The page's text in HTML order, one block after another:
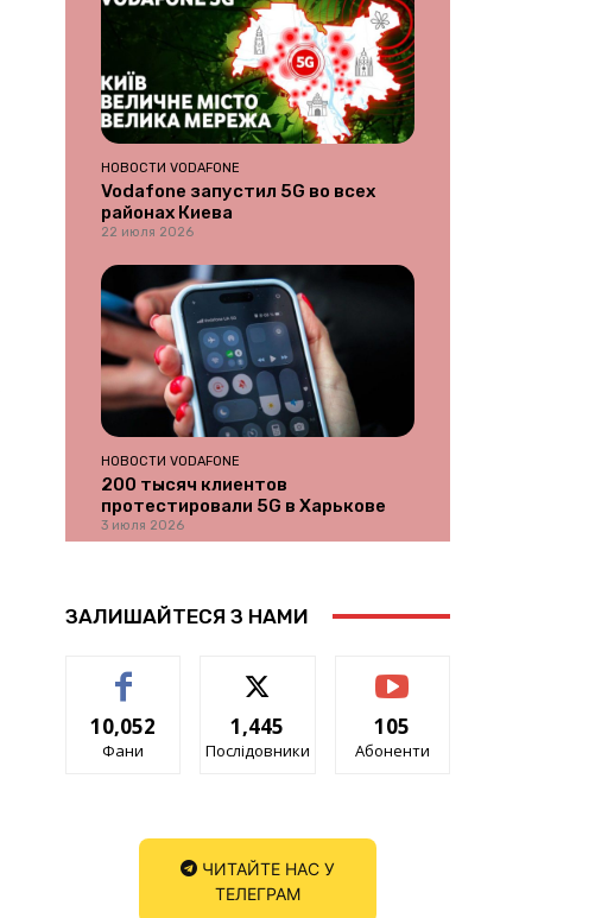
НОВОСТИ VODAFONE
Vodafone запустил 5G во всех
районах Киева
22 июля 2026
НОВОСТИ VODAFONE
200 тысяч клиентов
протестировали 5G в Харькове
3 июля 2026
ЗАЛИШАЙТЕСЯ З НАМИ
10,052
Фани
1,445
Послідовники
105
Абоненти
ЧИТАЙТЕ НАС У
ТЕЛЕГРАМ